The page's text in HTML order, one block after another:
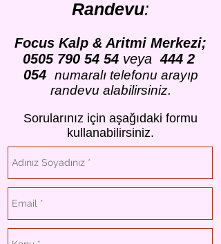
Randevu:
Focus Kalp & Aritmi Merkezi;
0505 790 54 54 veya444 2
054 numaralı telefonu arayıp
randevu alabilirsiniz.
Sorularınız için aşağıdaki formu
kullanabilirsiniz.